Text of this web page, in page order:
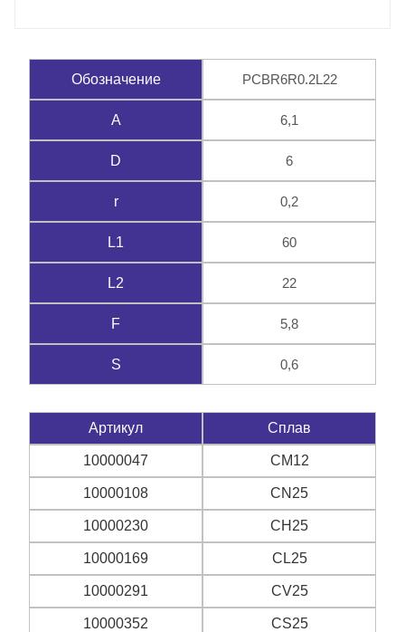
Обозначение PCBR6R0.2L22
A 6,1
D 6
r 0,2
L1 60
L2 22
F 5,8
S 0,6
Артикул Сплав
10000047 CM12
10000108 CN25
10000230 CH25
10000169 CL25
10000291 CV25
10000352 CS25